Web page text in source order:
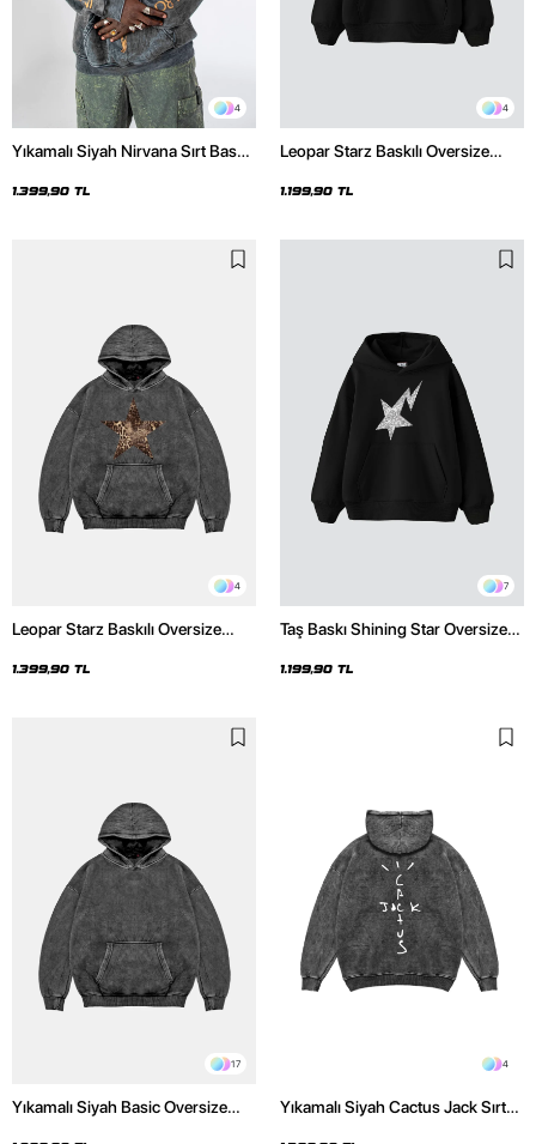
4
Yıkamalı Siyah Nirvana Sırt Baskılı
1.399,90 TL
4
Leopar Starz Baskılı Oversize
1.199,90 TL
4
Leopar Starz Baskılı Oversize
Hoodie
1.399,90 TL
7
Taş Baskı Shining Star Oversize
1.199,90 TL
17
Yıkamalı Siyah Basic Oversize
4
Yıkamalı Siyah Cactus Jack Sırt